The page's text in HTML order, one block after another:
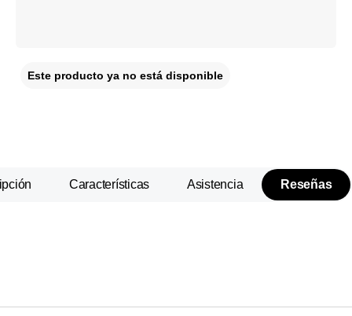
Este producto ya no está disponible
Características Asistencia Reseñas